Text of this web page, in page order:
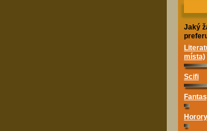
Jaký
místa)
Scifi
Horory